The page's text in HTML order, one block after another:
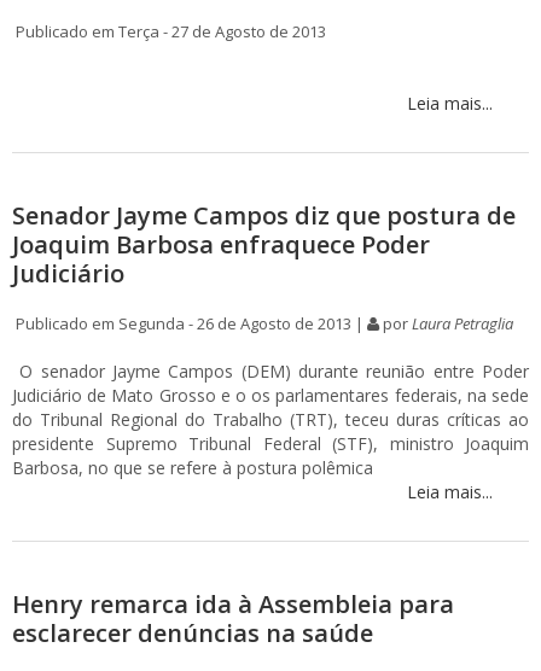
Publicado em Terça - 27 de Agosto de 2013
Leia mais...
Senador Jayme Campos diz que postura de
Joaquim Barbosa enfraquece Poder
Judiciário
Publicado em Segunda - 26 de Agosto de 2013 | porLaura Petraglia
O senador Jayme Campos (DEM) durante reunião entre Poder
Judiciário de Mato Grosso e o os parlamentares federais, na sede
do Tribunal Regional do Trabalho (TRT), teceu duras críticas ao
presidente Supremo Tribunal Federal (STF), ministro Joaquim
Barbosa, no que se refere à postura polêmica
Leia mais...
Henry remarca ida à Assembleia para
esclarecer denúncias na saúde